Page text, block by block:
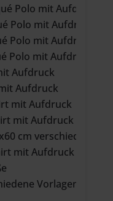
Polo mit Aufdruck
Polo mit Aufdruck
Polo mit Aufdruck
Polo mit Aufdruck
Aufdruck
Aufdruck
mit Aufdruck
mit Aufdruck
cm verschiedene
mit Aufdruck
Vorlagen